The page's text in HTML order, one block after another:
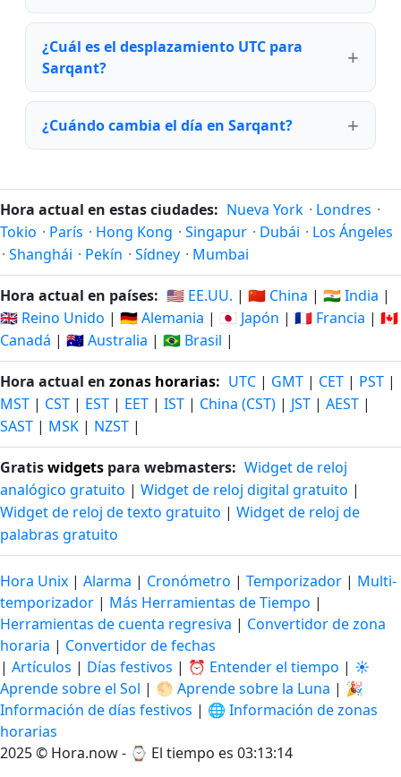
¿Cuál es el desplazamiento UTC para
Sarqant?
¿Cuándo cambia el día en Sarqant?
Hora actual en estas ciudades: Nueva York · Londres ·
Tokio · París · Hong Kong · Singapur · Dubái · Los Ángeles
· Shanghái · Pekín · Sídney · Mumbai
Hora actual en países: 🇺🇸 EE.UU. | 🇨🇳 China | 🇮🇳 India |
🇬🇧 Reino Unido | 🇩🇪 Alemania | 🇯🇵 Japón | 🇫🇷 Francia | 🇨🇦
Canadá | 🇦🇺 Australia | 🇧🇷 Brasil |
Hora actual en zonas horarias: UTC | GMT | CET | PST |
MST | CST | EST | EET | IST | China (CST) | JST | AEST |
SAST | MSK | NZST |
Gratiswidgets para webmasters: Widget de reloj
analógico gratuito | Widget de reloj digital gratuito |
Widget de reloj de texto gratuito | Widget de reloj de
palabras gratuito
Hora Unix | Alarma | Cronómetro | Temporizador | Multi-
temporizador | Más Herramientas de Tiempo |
Herramientas de cuenta regresiva | Convertidor de zona
horaria | Convertidor de fechas
| Artículos | Días festivos | ⏰ Entender el tiempo | ☀️
Aprende sobre el Sol | 🌕 Aprende sobre la Luna | 🎉
Información de días festivos | 🌐 Información de zonas
horarias
2025 © Hora.now - ⌚ El tiempo es 03:13:15